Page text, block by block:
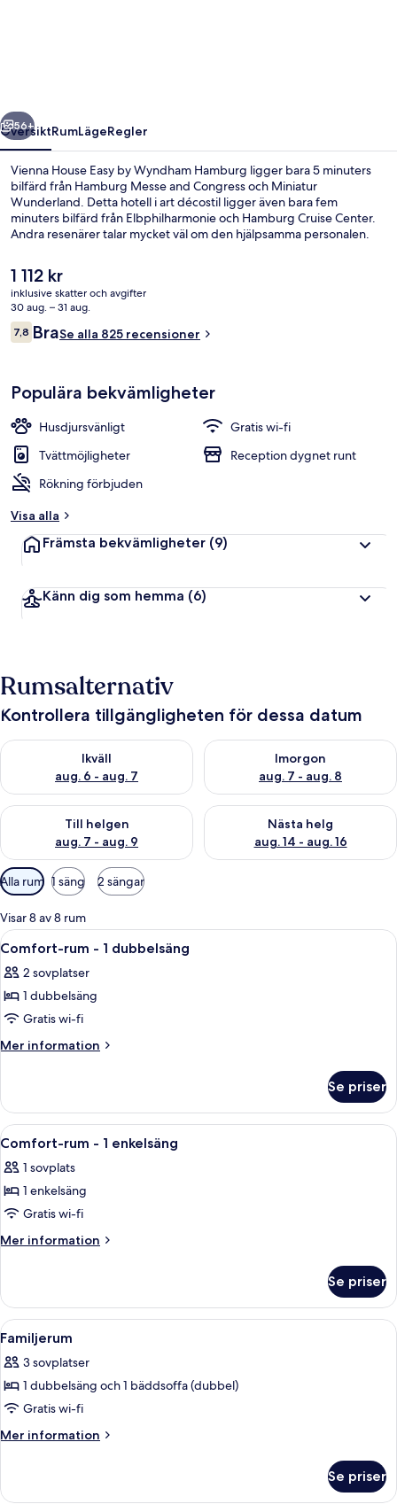
Nästa
56+
ÖversiktRumLägeRegler
Vienna House Easy by Wyndham Hamburg ligger bara 5 minuters
bilfärd från Hamburg Messe and Congress och Miniatur
Wunderland. Detta hotell i art décostil ligger även bara fem
minuters bilfärd från Elbphilharmonie och Hamburg Cruise Center.
Andra resenärer talar mycket väl om den hjälpsamma personalen.
tar det 4 minuter att gå och till Hauptbahnhof Nord U-Bahnstation
är det 5 minuter.
Det
nuvarande
priset
är
1 112 kr
1 112 kr
inklusive skatter och avgifter
30 aug. – 31 aug.
Recensioner
7,87,8 av 10,
BraSe alla 825 recensioner
Populära bekvämligheter
Husdjursvänligt
Gratis wi-fi
Tvättmöjligheter
Reception dygnet runt
Rökning förbjuden
Visa alla
Främsta bekvämligheter (9)
Känn dig som hemma (6)
Rumsalternativ
Kontrollera tillgängligheten för dessa datum
Ikväll
aug. 6 - aug. 7
Kontrollera tillgängligheten för ikväll aug. 6 - aug. 7
Imorgon
aug. 7 - aug. 8
Kontrollera tillgängligheten
Till helgen
aug. 7 - aug. 9
Kontrollera tillgängligheten för den här helgen aug. 7 - aug. 9
Nästa helg
aug. 14 - aug. 16
Kontrollera tillgängligheten
Tillgängliga
filter
för
rum
Alla rum 1 säng 2 sängar
Visar 8 av 8 rum
Öppna
alla
foton
för
Comfort-
rum
dubbelsäng
Ett modernt sovrum med en stor
12
Comfort-rum - 1 dubbelsäng
2 sovplatser
1 dubbelsäng
Gratis wi-fi
Mer information
Mer
rum
1
Se priser
Öppna
alla
foton
för
Comfort-
rum
enkelsäng
Ett hotellrum med ett skrivbord i
12
Comfort-rum - 1 enkelsäng
1 sovplats
1 enkelsäng
Gratis wi-fi
Mer information
Mer
rum
1
enkelsäng
Se priser
Öppna
alla
foton
för
Familjerum
Ett hotellrum med en stor säng, en
14
Familjerum
3 sovplatser
1 dubbelsäng och 1 bäddsoffa (dubbel)
Gratis wi-fi
Mer information
Mer
Se priser